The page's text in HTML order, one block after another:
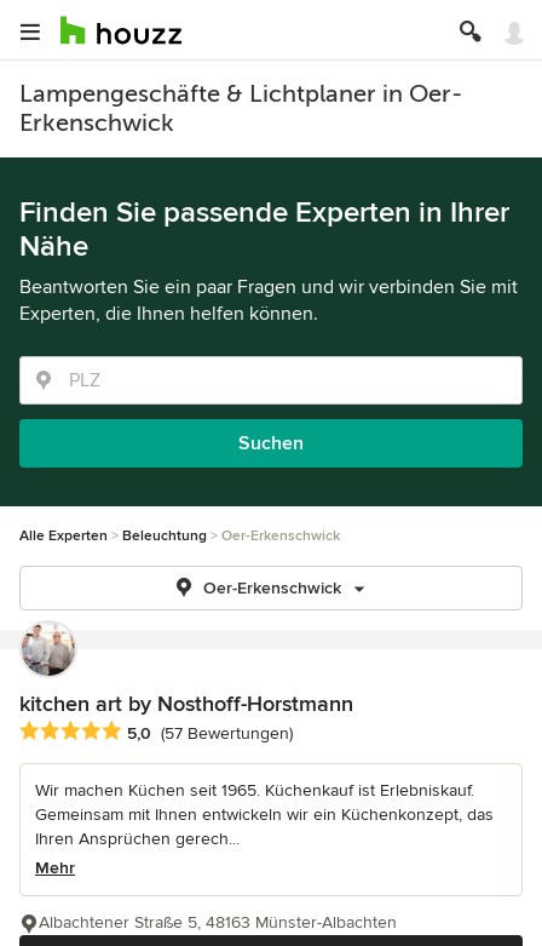
Lampengeschäfte & Lichtplaner in Oer-
Erkenschwick
Finden Sie passende Experten in Ihrer
Nähe
Beantworten Sie ein paar Fragen und wir verbinden Sie mit
Experten, die Ihnen helfen können.
Suchen
Alle Experten Beleuchtung Oer-Erkenschwick
Oer-Erkenschwick
kitchen art by Nosthoff-Horstmann
Durchschnittliche Bewertung: 5 von 5 Sternen
5,0 (57 Bewertungen)
Wir machen Küchen seit 1965. Küchenkauf ist Erlebniskauf.
Gemeinsam mit Ihnen entwickeln wir ein Küchenkonzept, das
Ihren Ansprüchen gerech...
Mehr
Albachtener Straße 5, 48163 Münster-Albachten